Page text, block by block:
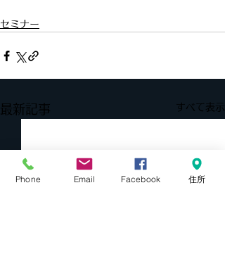
セミナー
最新記事 すべて表示
Phone Email Facebook 住所